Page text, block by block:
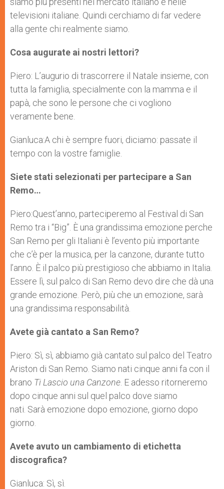
televisioni italiane. Quindi cerchiamo di far vedere
alla gente chi realmente siamo.
Cosa augurate ai nostri lettori?
Piero: L’augurio di trascorrere il Natale insieme, con
tutta la famiglia, specialmente con la mamma e il
papà, che sono le persone che ci vogliono
veramente bene.
Gianluca:A chi è sempre fuori, diciamo: passate il
tempo con la vostre famiglie.
Siete stati selezionati per partecipare a San
Remo…
Piero:Quest’anno, parteciperemo al Festival di San
Remo tra i “Big”. È una grandissima emozione perche
San Remo per gli Italiani è l’evento più importante
che c’è per la musica, per la canzone, durante tutto
l’anno. È il palco più prestigioso che abbiamo in Italia.
Essere lì, sul palco di San Remo devo dire che dà una
grande emozione. Però, più che un emozione, sarà
una grandissima responsabilità.
Avete già cantato a San Remo?
Piero: Sì, sì, abbiamo già cantato sul palco del Teatro
Ariston di San Remo. Siamo nati cinque anni fa con il
brano Ti Lascio una Canzone . E adesso ritorneremo
dopo cinque anni sul quel palco dove siamo
nati. Sarà emozione dopo emozione, giorno dopo
giorno.
Avete avuto un cambiamento di etichetta
discografica?
Gianluca: Sì, sì.